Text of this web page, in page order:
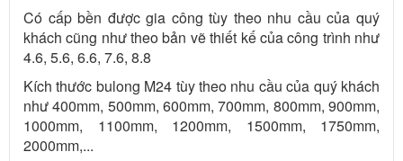
Có cấp bền được gia công tùy theo nhu cầu của quý
khách cũng như theo bản vẽ thiết kế của công trình như
4.6, 5.6, 6.6, 7.6, 8.8
Kích thước bulong M24 tùy theo nhu cầu của quý khách
như 400mm, 500mm, 600mm, 700mm, 800mm, 900mm,
1000mm, 1100mm, 1200mm, 1500mm, 1750mm,
2000mm,...